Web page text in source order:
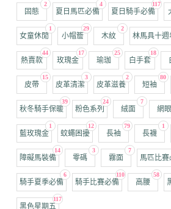
2
固態
4
夏日馬匹必備
117
夏日騎手必備
1
女童休閒
29
小帽簷
2
木紋 林馬具十週
44
熱賣款
17
玫瑰金
25
瑜珈
18
白手套
15
皮帶
3
皮革清潔
2
皮革滋養
80
短袖
39
秋冬騎手保暖
24
粉色系列
7
絨面 網眼
1
藍玫瑰金
12
蚊蠅困擾
79
長袖
1
長襪
14
障礙馬裝備
3
零碼
7
霧面 馬匹比賽
6
騎手夏季必備
110
騎手比賽必備
58
高腰
117
黑色星期五